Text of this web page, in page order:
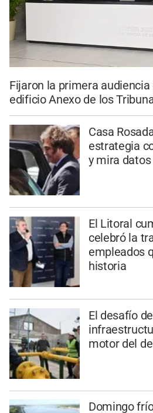
Fijaron la primera
edificio Anexo de los
Casa
estrategia
y mira
El Litoral
celebró la
empleados
historia
El desafío
motor del
Domingo